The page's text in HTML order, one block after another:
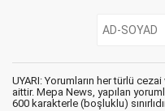
UYARI: Yorumların her türlü
aittir. Mepa News, yapılan
600 karakterle (boşluklu)